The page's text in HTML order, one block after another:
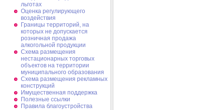
льготах
Оценка регулирующего
воздействия
Границы территорий, на
которых не допускается
розничная продажа
алкогольной продукции
Схема размещения
нестационарных торговых
объектов на территории
муниципального образования
Схема размещения рекламных
конструкций
Имущественная поддержка
Полезные ссылки
Правила благоустройства